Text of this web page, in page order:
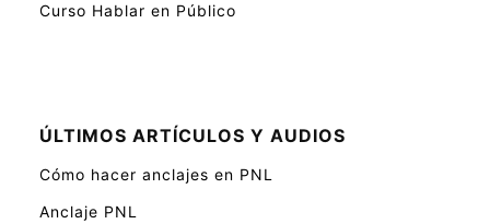
Curso Hablar en Público
ÚLTIMOS ARTÍCULOS Y AUDIOS
Cómo hacer anclajes en PNL
Anclaje PNL